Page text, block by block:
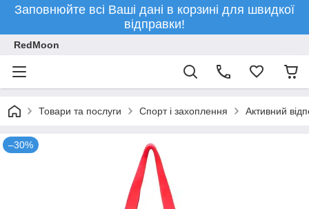
Заповнюйте всі Ваші дані в корзині для швидкої
відправки!
RedMoon
Товари та послуги Спорт і захоплення Активний
–30%